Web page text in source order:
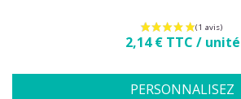
Prix
2,14 € TTC / unité
PERSONNALISEZ